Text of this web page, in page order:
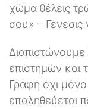
χώμα θέλεις
σου» – Γένεσις
επιστημών και
Γραφή όχι
επαληθεύεται